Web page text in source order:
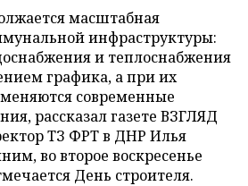
масштабная
инфраструктуры:
и теплоснабжения
графика, а при их
современные
рассказал газете ВЗГЛЯД
ТЗ ФРТ в ДНР Илья
во второе воскресенье
День строителя.